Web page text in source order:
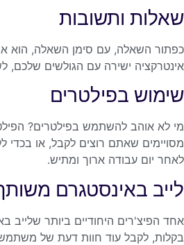
שאלות ותשובות
כפתור השאלה, עם סימן השאלה, הוא
אינטרקציה ישירה עם הגולשים שלכם,
שימוש בפילטרים
מי לא אוהב להשתמש בפילטרים?
מסויימים שאתם רוצים לקבל, או
לאחר יום עבודה ארוך ומתיש.
לייב באינסטגרם
אחד הפיצ'רים היחודיים ביותר שלייב
בקלות, לקבל עוד חוות דעת של